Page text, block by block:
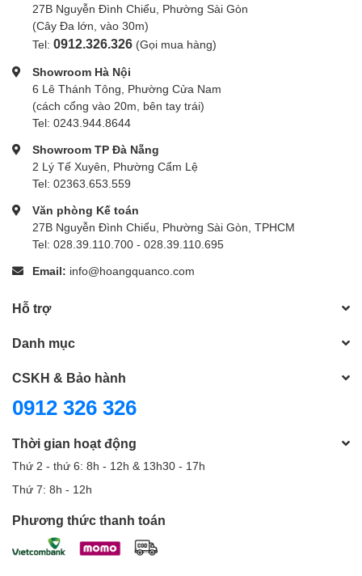
27B Nguyễn Đình Chiểu, Phường Sài Gòn
(Cây Đa lớn, vào 30m)
Tel: 0912.326.326 (Gọi mua hàng)
Showroom Hà Nội
6 Lê Thánh Tông, Phường Cửa Nam
(cách cổng vào 20m, bên tay trái)
Tel: 0243.944.8644
Showroom TP Đà Nẵng
2 Lý Tế Xuyên, Phường Cẩm Lệ
Tel: 02363.653.559
Văn phòng Kế toán
27B Nguyễn Đình Chiểu, Phường Sài Gòn, TPHCM
Tel: 028.39.110.700 - 028.39.110.695
Email: info@hoangquanco.com
Hỗ trợ
Danh mục
CSKH & Bảo hành
0912 326 326
Thời gian hoạt động
Thứ 2 - thứ 6: 8h - 12h & 13h30 - 17h
Thứ 7: 8h - 12h
Phương thức thanh toán